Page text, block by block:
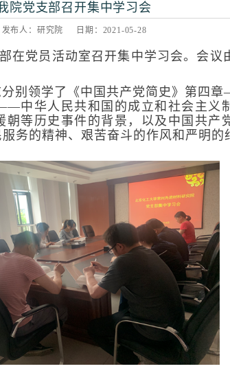
院党支部召开集中学习会
发布人：研究院 日期：2021-05-28
在党员活动室召开集中学习会。会议
别领学了《中国共产党简史》第四
中华人民共和国的成立和社会主义
朝等历史事件的背景，以及中国共产
务的精神、艰苦奋斗的作风和严明的